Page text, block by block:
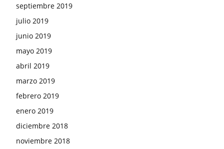
septiembre 2019
julio 2019
junio 2019
mayo 2019
abril 2019
marzo 2019
febrero 2019
enero 2019
diciembre 2018
noviembre 2018